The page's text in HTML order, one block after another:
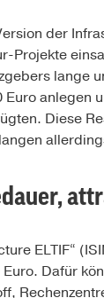
der
Projekte
lange
anlegen
Diese
ELTIF“
Dafür